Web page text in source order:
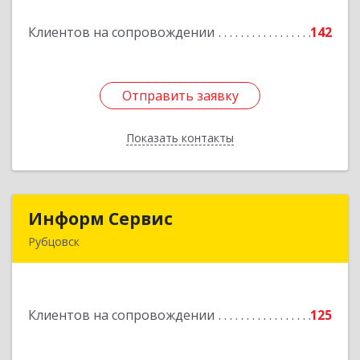
Клиентов на сопровождении 142
Отправить заявку
Показать контакты
Подробнее
Отправить заявку
Назад
Информ Сервис
Рубцовск
Клиентов на сопровождении 125
Подробнее